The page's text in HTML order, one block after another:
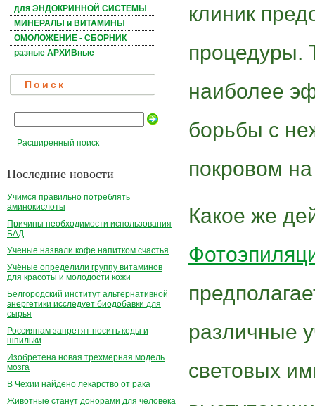
для ЭНДОКРИННОЙ СИСТЕМЫ
МИНЕРАЛЫ и ВИТАМИНЫ
ОМОЛОЖЕНИЕ - СБОРНИК
разные АРХИВные
Поиск
Расширенный поиск
Последние новости
Учимся правильно потреблять
аминокислоты
Причины необходимости использования
БАД
Ученые назвали кофе напитком счастья
Учёные определили группу витаминов
для красоты и молодости кожи
Белгородский институт альтернативной
энергетики исследует биодобавки для
сырья
Россиянам запретят носить кеды и
шпильки
Изобретена новая трехмерная модель
мозга
В Чехии найдено лекарство от рака
Животные станут донорами для человека
клиник
процедуры.
наиболее
борьбы с
покровом
Какое же
различные
световых